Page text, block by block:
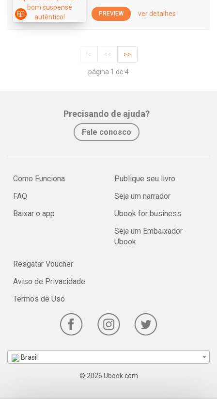
PREVIEW ver detalhes
|< << >>
página 1 de 4
Precisando de ajuda?
Fale conosco
Como Funciona
FAQ
Baixar o app
Publique seu livro
Seja um narrador
Ubook for business
Seja um Embaixador
Ubook
Resgatar Voucher
Aviso de Privacidade
Termos de Uso
Brasil
© 2026 Ubook.com